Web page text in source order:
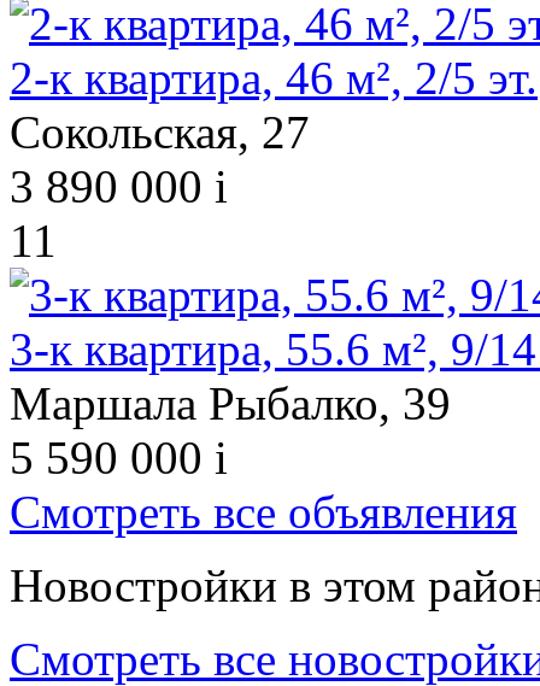
2-к квартира, 46 м², 2/5 эт.
Сокольская, 27
3 890 000 i
11
3-к квартира, 55.6 м², 9/14
Маршала Рыбалко, 39
5 590 000 i
Смотреть все объявления
Новостройки в этом
Смотреть все